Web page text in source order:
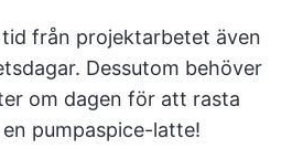
från projektarbetet även
Dessutom behöver
om dagen för att rasta
pumpaspice-latte!